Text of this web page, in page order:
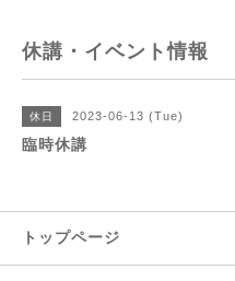
休講・イベント情報
休日 2023-06-13 (Tue)
臨時休講
トップページ